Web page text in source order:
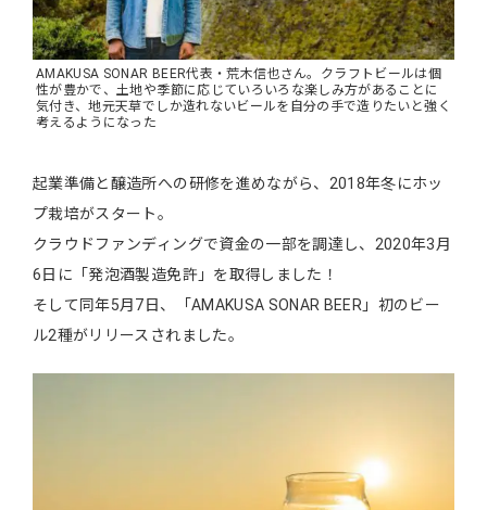
AMAKUSA SONAR BEER代表・荒木信也さん。クラフトビールは個
性が豊かで、土地や季節に応じていろいろな楽しみ方があることに
気付き、地元天草でしか造れないビールを自分の手で造りたいと強く
考えるようになった
起業準備と醸造所への研修を進めながら、2018年冬にホッ
プ栽培がスタート。
クラウドファンディングで資金の一部を調達し、2020年3月
6日に「発泡酒製造免許」を取得しました！
そして同年5月7日、「AMAKUSA SONAR BEER」初のビー
ル2種がリリースされました。